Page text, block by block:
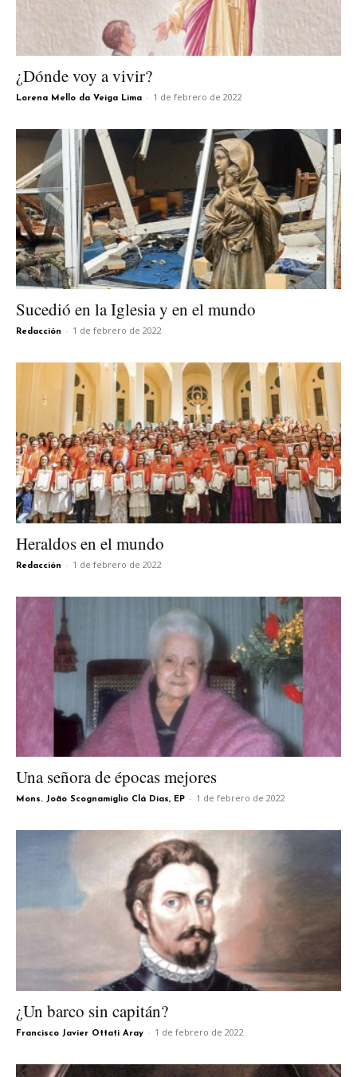
¿Dónde voy a vivir?
Lorena Mello da Veiga Lima - 1 de febrero de 2022
Sucedió en la Iglesia y en el mundo
Redacción - 1 de febrero de 2022
Heraldos en el mundo
Redacción - 1 de febrero de 2022
Una señora de épocas mejores
Mons. João Scognamiglio Clá Dias, EP - 1 de febrero de 2022
¿Un barco sin capitán?
Francisco Javier Ottati Aray - 1 de febrero de 2022